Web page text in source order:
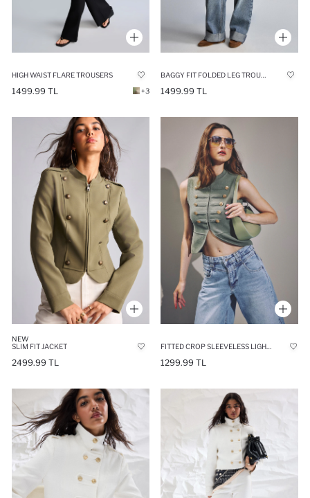
HIGH WAIST FLARE TROUSERS
1499.99 TL +3
BAGGY FIT FOLDED LEG TROUSERS
1499.99 TL
NEW
SLIM FIT JACKET
2499.99 TL 1299.99 TL